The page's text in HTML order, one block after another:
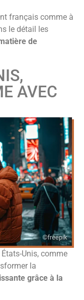
français comme à
le détail les
de
AVEC
Unis, comme
la
grâce à la